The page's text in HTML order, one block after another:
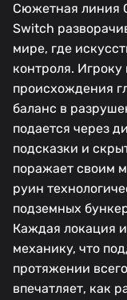
Сюжетная линия
Switch
мире, где
контроля.
происхождения
баланс в
подается через
подсказки и
поражает своим
руин
подземных
Каждая локация
механику, что
протяжении
впечатляет, как